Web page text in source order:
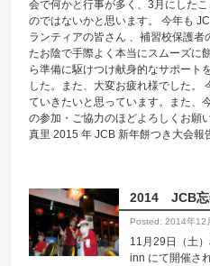
会で何かと行事が多く、3月にした
のではないかと思います。 今年も
ランティアの皆さん 、補習校保護
たお陰で手際よく本当にスムーズに
ら準備に駆けつけ献身的なサポート
した。また、大変お疲れ様でした。
ていきたいと思っています。また、
の参加・ご協力のほどよろしくお願
真里 2015 年 JCB 新年餅つき大会報
2014 JCB忘
Posted: 2014年12
11月29日（土
inn にて開催さ